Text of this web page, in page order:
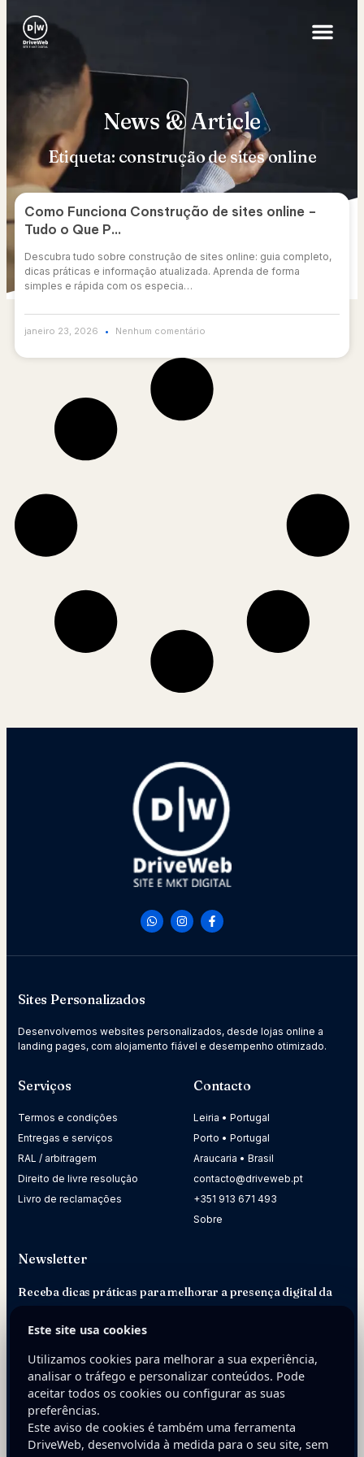
News & Article
Etiqueta: construção de sites online
Como Funciona Construção de sites online –
Tudo o Que P…
Descubra tudo sobre construção de sites online: guia completo,
dicas práticas e informação atualizada. Aprenda de forma
simples e rápida com os especia…
janeiro 23, 2026 Nenhum comentário
Sites Personalizados
Desenvolvemos websites personalizados, desde lojas online a
landing pages, com alojamento fiável e desempenho otimizado.
Serviços
Termos e condições
Entregas e serviços
RAL / arbitragem
Direito de livre resolução
Livro de reclamações
Contacto
Leiria • Portugal
Porto • Portugal
Araucaria • Brasil
contacto@driveweb.pt
+351 913 671 493
Sobre
Newsletter
Receba dicas práticas para melhorar a presença digital da
E-mail
Este site usa cookies
Utilizamos cookies para melhorar a sua experiência,
analisar o tráfego e personalizar conteúdos. Pode
aceitar todos os cookies ou configurar as suas
preferências.
Este aviso de cookies é também uma ferramenta
DriveWeb, desenvolvida à medida para o seu site, sem